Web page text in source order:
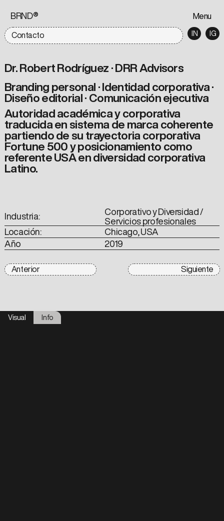
Menu
BRND®
Contacto IN IG
Dr. Robert Rodríguez · DRR Advisors
Branding personal · Identidad corporativa ·
Diseño editorial · Comunicación ejecutiva
Autoridad académica y corporativa
traducida en sistema de marca coherente
partiendo de su trayectoria corporativa
Fortune 500 y posicionamiento como
referente USA en diversidad corporativa
Latino.
Industria:
Corporativo y Diversidad /
Servicios profesionales
Locación:
Chicago, USA
Año
2019
Anterior Siguiente
Visual Info